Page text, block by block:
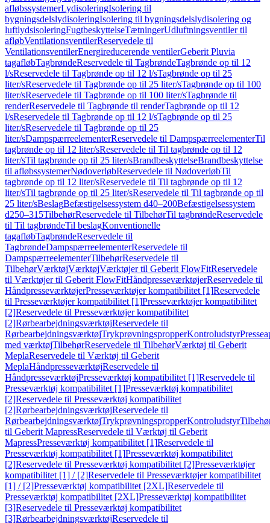
afløbssystemerLydisoleringIsolering til
bygningsdelslydisoleringIsolering til bygningsdelslydisolering og
luftlydsisoleringFugtbeskyttelseTætningerUdluftningsventiler til
afløbVentilationsventilerReservedele til
VentilationsventilerEnergireducerende ventilerGeberit Pluvia
tagafløbTagbrøndeReservedele til TagbrøndeTagbrønde op til 12
l/sReservedele til Tagbrønde op til 12 l/sTagbrønde op til 25
liter/sReservedele til Tagbrønde op til 25 liter/sTagbrønde op til 100
liter/sReservedele til Tagbrønde op til 100 liter/sTagbrønde til
renderReservedele til Tagbrønde til renderTagbrønde op til 12
l/sReservedele til Tagbrønde op til 12 l/sTagbrønde op til 25
liter/sReservedele til Tagbrønde op til 25
liter/sDampspærreelementerReservedele til DampspærreelementerTil
tagbrønde op til 12 liter/sReservedele til Til tagbrønde op til 12
liter/sTil tagbrønde op til 25 liter/sBrandbeskyttelseBrandbeskyttelse
til afløbssystemerNødoverløbReservedele til NødoverløbTil
tagbrønde op til 12 liter/sReservedele til Til tagbrønde op til 12
liter/sTil tagbrønde op til 25 liter/sReservedele til Til tagbrønde op til
25 liter/sBeslagBefæstigelsessystem d40–200Befæstigelsessystem
d250–315TilbehørReservedele til TilbehørTil tagbrøndeReservedele
til Til tagbrøndeTil beslagKonventionelle
tagafløbTagbrøndeReservedele til
TagbrøndeDampspærreelementerReservedele til
DampspærreelementerTilbehørReservedele til
TilbehørVærktøjVærktøjVærktøjer til Geberit FlowFitReservedele
til Værktøjer til Geberit FlowFitHåndpresseværktøjerReservedele til
HåndpresseværktøjerPresseværktøjer kompatibilitet [1]Reservedele
til Presseværktøjer kompatibilitet [1]Presseværktøjer kompatibilitet
[2]Reservedele til Presseværktøjer kompatibilitet
[2]RørbearbejdningsværktøjReservedele til
RørbearbejdningsværktøjTrykprøvningspropperKontroludstyr
med værktøjTilbehørReservedele til TilbehørVærktøj til Geberit
MeplaReservedele til Værktøj til Geberit
MeplaHåndpresseværktøjReservedele til
HåndpresseværktøjPresseværktøj kompatibilitet [1]Reservedele til
Presseværktøj kompatibilitet [1]Presseværktøj kompatibilitet
[2]Reservedele til Presseværktøj kompatibilitet
[2]RørbearbejdningsværktøjReservedele til
RørbearbejdningsværktøjTrykprøvningspropperKontroludstyr
til Geberit MapressReservedele til Værktøj til Geberit
MapressPresseværktøj kompatibilitet [1]Reservedele til
Presseværktøj kompatibilitet [1]Presseværktøj kompatibilitet
[2]Reservedele til Presseværktøj kompatibilitet [2]Presseværktøjer
kompatibilitet [1] / [2]Reservedele til Presseværktøjer kompatibilitet
[1] / [2]Presseværktøj kompatibilitet [2XL]Reservedele til
Presseværktøj kompatibilitet [2XL]Presseværktøj kompatibilitet
[3]Reservedele til Presseværktøj kompatibilitet
[3]RørbearbejdningsværktøjReservedele til